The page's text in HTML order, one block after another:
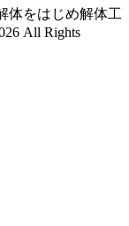
体をはじめ解体工
All Rights